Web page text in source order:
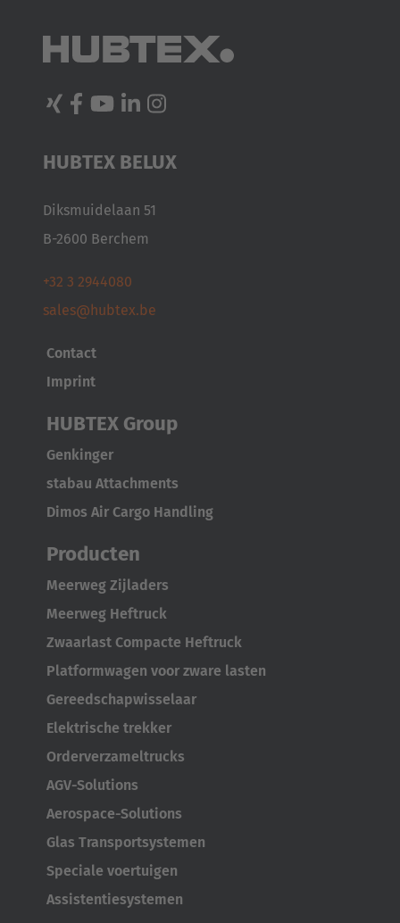
Japanese
TürkçeHUBTEX BELUX
Diksmuidelaan 51
B-2600 Berchem
+32 3 2944080
sales@hubtex.be
Contact
Imprint
HUBTEX Group
Genkinger
stabau Attachments
Dimos Air Cargo Handling
Producten
Meerweg Zijladers
Meerweg Heftruck
Zwaarlast Compacte Heftruck
Platformwagen voor zware lasten
Gereedschapwisselaar
Elektrische trekker
Orderverzameltrucks
AGV-Solutions
Aerospace-Solutions
Glas Transportsystemen
Speciale voertuigen
Assistentiesystemen